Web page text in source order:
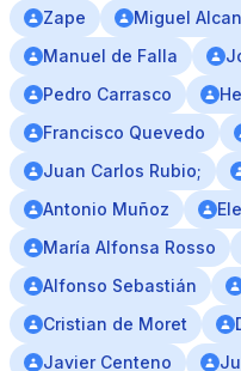
Zape
Miguel
Manuel de Falla
Pedro Carrasco
Francisco Quevedo
Juan Carlos Rubio;
Antonio Muñoz
María Alfonsa Rosso
Alfonso Sebastián
Cristian de Moret
Javier Centeno